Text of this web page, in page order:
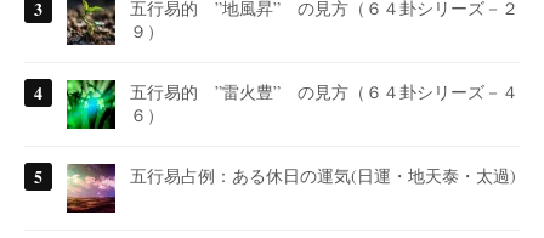
五行易的 ”地風昇” の見方（６４卦シリーズ－２
９）
五行易的 ”雷火豊” の見方（６４卦シリーズ－４
６）
五行易占例：ある休日の運気(日運・地天泰・太過)